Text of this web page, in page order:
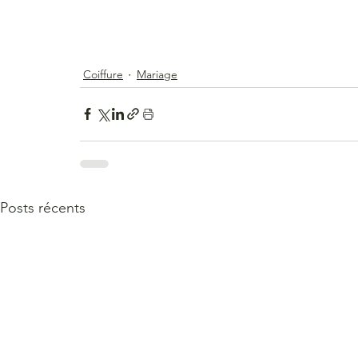
Coiffure Mariage
Posts récents